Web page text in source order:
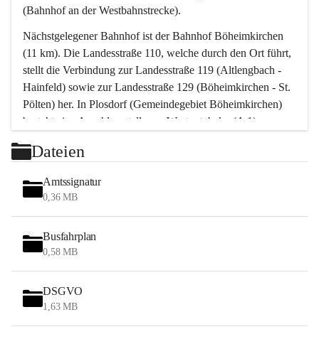
(Bahnhof an der Westbahnstrecke).
Nächstgelegener Bahnhof ist der Bahnhof Böheimkirchen
(11 km). Die Landesstraße 110, welche durch den Ort führt,
stellt die Verbindung zur Landesstraße 119 (Altlengbach -
Hainfeld) sowie zur Landesstraße 129 (Böheimkirchen - St.
Pölten) her. In Plosdorf (Gemeindegebiet Böheimkirchen)
besteht eine Anschlussstelle zur Westautobahn (A 1).
Wien erreicht man in ca. 45 Minuten.
Stössing zählt noch zum Naherholungsraum Wien sowie
zum Naherholungsraum St. Pölten. Viele Bauernhöfe hatten
„ihre Wiener“. Seit 1960 bauten viele Wiener
Wochenendhäuser im Gemeindegebiet. Wegen des
waldreichen Jagdgebietes haben viele Jagdpächter ihre
Das Wandern ist aus touristischer Sicht die bedeutendste
Tätigkeit. Das hügelige Gebiet mit Wanderwegen durch
Wiesen, Wälder und Obstkulturen lädt dazu ein. Gefördert
Dateien
Amtssignatur
0,36 MB
Busfahrplan
0,58 MB
DSGVO
1,63 MB